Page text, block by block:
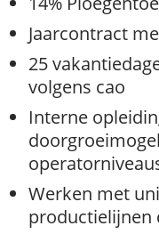
Jaarcontract
25
volgens cao
Interne
Werken met
productielijnen